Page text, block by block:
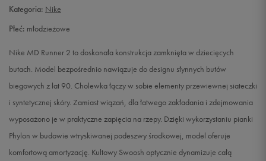
29,5 18 cm
31 19 cm Powiadom o dostępności
20,5 cm Powiadom o dostępności
33,5 21 cm Powiadom o dostępności
Kategoria: Nike
Płeć: młodzieżowe
Nike MD Runner 2 to doskonała konstrukcja zamknięta w dziecięcych
butach. Model bezpośrednio nawiązuje do designu słynnych butów
biegowych z lat 90. Cholewka łączy w sobie elementy przewiewnej siateczki
i syntetycznej skóry. Zamiast wiązań, dla łatwego zakładania i zdejmowania
wyposażono je w praktyczne zapięcia na rzepy. Dzięki wykorzystaniu pianki
Phylon w budowie wtryskiwanej podeszwy środkowej, model oferuje
komfortową amortyzację. Kultowy Swoosh optycznie dynamizuje całą